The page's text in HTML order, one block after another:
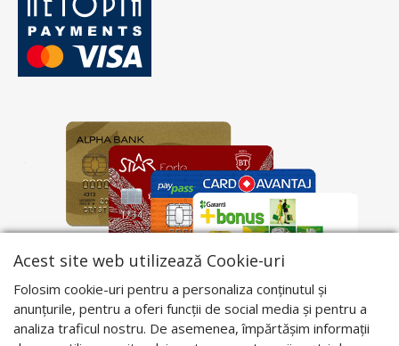
Acest site web utilizează Cookie-uri
Folosim cookie-uri pentru a personaliza conținutul și
anunțurile, pentru a oferi funcții de social media și pentru a
analiza traficul nostru. De asemenea, împărtășim informații